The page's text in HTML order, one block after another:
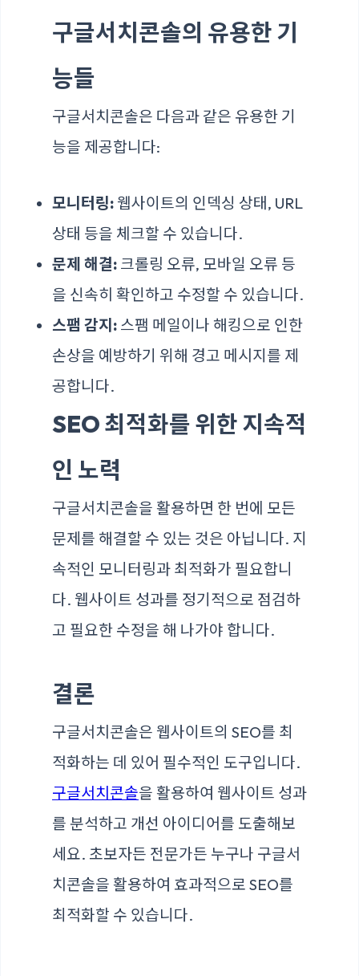
구글서치콘솔의 유용한 기
능들
구글서치콘솔은 다음과 같은 유용한 기
능을 제공합니다:
모니터링: 웹사이트의 인덱싱 상태, URL
상태 등을 체크할 수 있습니다.
문제 해결: 크롤링 오류, 모바일 오류 등
을 신속히 확인하고 수정할 수 있습니다.
스팸 감지: 스팸 메일이나 해킹으로 인한
손상을 예방하기 위해 경고 메시지를 제
공합니다.
SEO 최적화를 위한 지속적
인 노력
구글서치콘솔을 활용하면 한 번에 모든
문제를 해결할 수 있는 것은 아닙니다. 지
속적인 모니터링과 최적화가 필요합니
다. 웹사이트 성과를 정기적으로 점검하
고 필요한 수정을 해 나가야 합니다.
결론
구글서치콘솔은 웹사이트의 SEO를 최
적화하는 데 있어 필수적인 도구입니다.
구글서치콘솔을 활용하여 웹사이트 성과
를 분석하고 개선 아이디어를 도출해보
세요. 초보자든 전문가든 누구나 구글서
치콘솔을 활용하여 효과적으로 SEO를
최적화할 수 있습니다.